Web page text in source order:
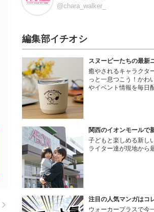
@chara_walker_
編集部イチオシ
スヌーピーたちの最新
癒やされるキャラクタ
っと一息つこう！かわ
やイベント情報を毎日
関西のイオンモールで
子どもと楽しめる新し
ライター達が現地から
注目の人気マンガはコ
ウォーカープラスで今